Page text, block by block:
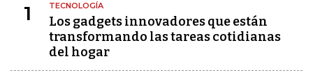
1 TECNOLOGÍA
Los gadgets innovadores que están
transformando las tareas cotidianas
del hogar